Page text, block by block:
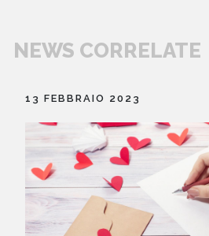
NEWS CORRELATE
13 FEBBRAIO 2023